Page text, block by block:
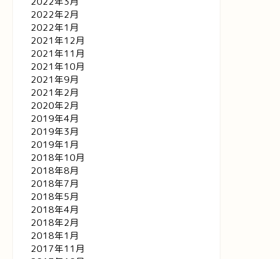
2022年2月
2022年1月
2021年12月
2021年11月
2021年10月
2021年9月
2021年2月
2020年2月
2019年4月
2019年3月
2019年1月
2018年10月
2018年8月
2018年7月
2018年5月
2018年4月
2018年2月
2018年1月
2017年11月